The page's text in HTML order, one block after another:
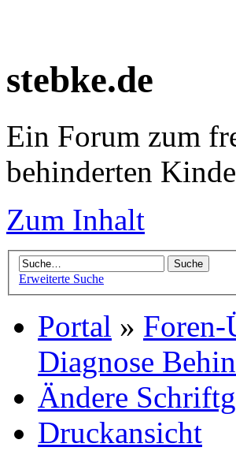
stebke.de
Ein Forum zum
behinderten
Zum Inhalt
Erweiterte Suche
Portal » Foren-
Diagnose
Ändere
Druckansicht